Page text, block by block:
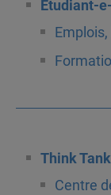
Étudiant-
Think Tank
Centre